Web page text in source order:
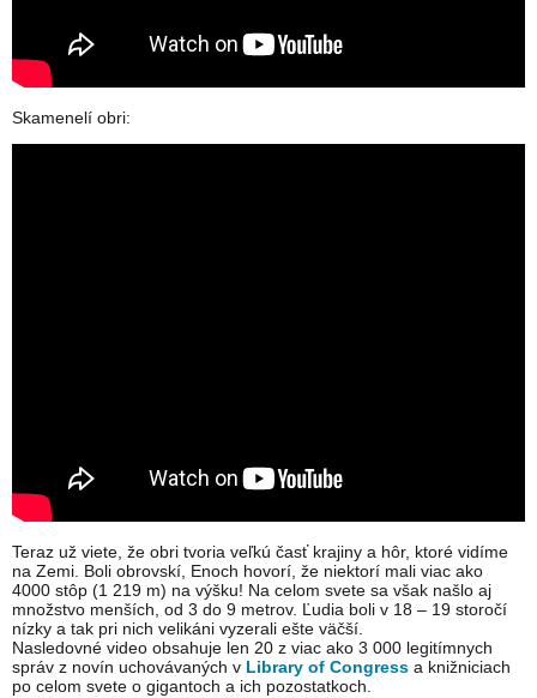
Skamenelí obri:
Teraz už viete, že obri tvoria veľkú časť krajiny a hôr, ktoré vidíme
na Zemi. Boli obrovskí, Enoch hovorí, že niektorí mali viac ako
4000 stôp (1 219 m) na výšku! Na celom svete sa však našlo aj
množstvo menších, od 3 do 9 metrov. Ľudia boli v 18 – 19 storočí
nízky a tak pri nich velikáni vyzerali ešte väčší.
Nasledovné video obsahuje len 20 z viac ako 3 000 legitímnych
správ z novín uchovávaných v Library of Congress a knižniciach
po celom svete o gigantoch a ich pozostatkoch.